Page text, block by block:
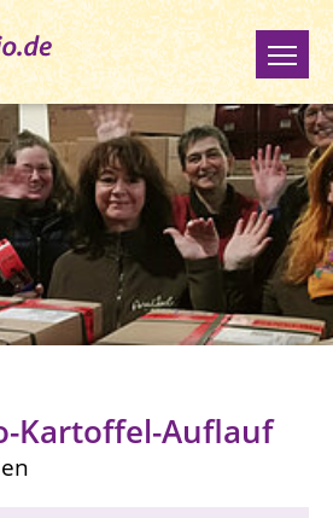
Kartoffel-Auflauf